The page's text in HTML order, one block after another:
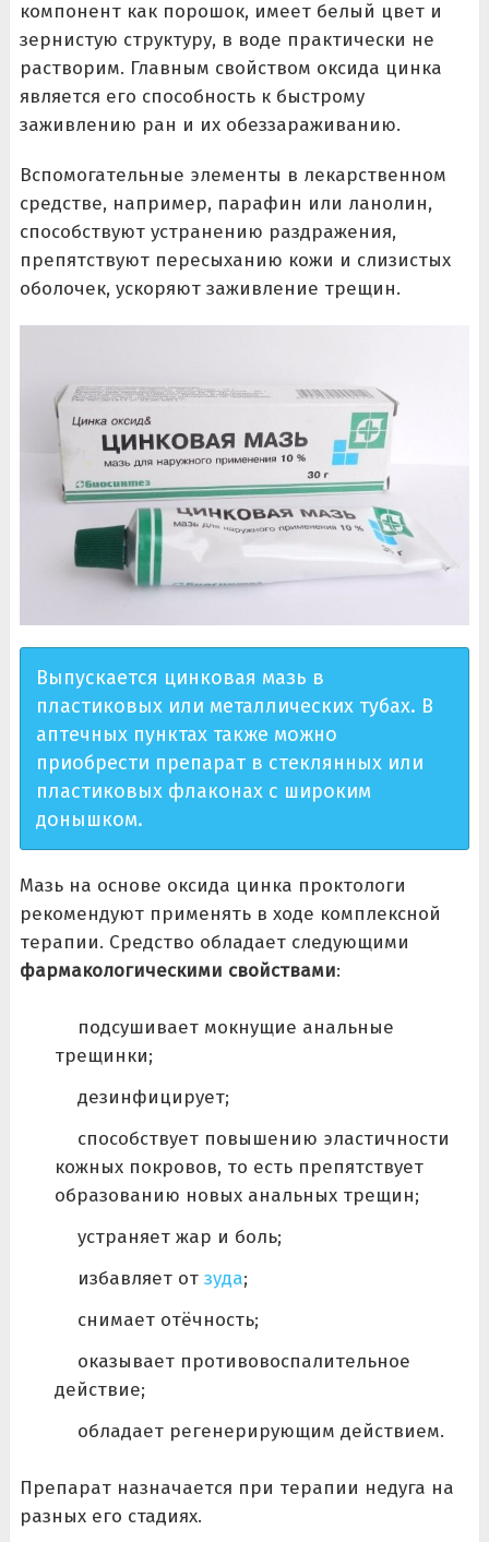
компонент как порошок, имеет белый цвет и
зернистую структуру, в воде практически не
растворим. Главным свойством оксида цинка
является его способность к быстрому
заживлению ран и их обеззараживанию.
Вспомогательные элементы в лекарственном
средстве, например, парафин или ланолин,
способствуют устранению раздражения,
препятствуют пересыханию кожи и слизистых
оболочек, ускоряют заживление трещин.
Выпускается цинковая мазь в
пластиковых или металлических тубах. В
аптечных пунктах также можно
приобрести препарат в стеклянных или
пластиковых флаконах с широким
донышком.
Мазь на основе оксида цинка проктологи
рекомендуют применять в ходе комплексной
терапии. Средство обладает следующими
фармакологическими свойствами:
подсушивает мокнущие анальные
трещинки;
дезинфицирует;
способствует повышению эластичности
кожных покровов, то есть препятствует
образованию новых анальных трещин;
устраняет жар и боль;
избавляет от зуда;
снимает отёчность;
оказывает противовоспалительное
действие;
обладает регенерирующим действием.
Препарат назначается при терапии недуга на
разных его стадиях.